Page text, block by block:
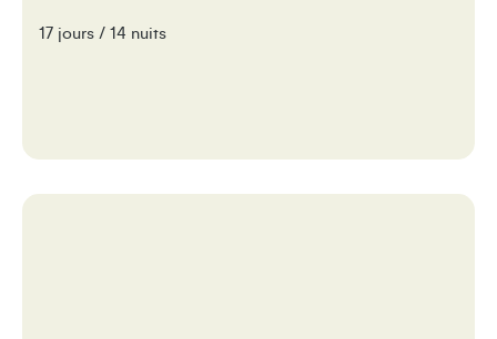
17 jours / 14 nuits